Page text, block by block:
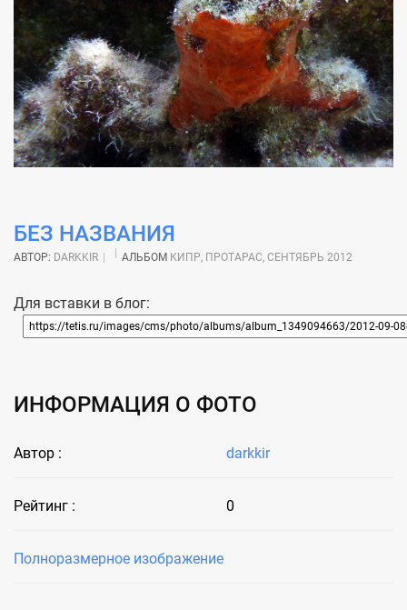
БЕЗ НАЗВАНИЯ
АВТОР: DARKKIR АЛЬБОМ КИПР, ПРОТАРАС, СЕНТЯБРЬ 2012
Для вставки в блог:
ИНФОРМАЦИЯ О ФОТО
Автор : darkkir
Рейтинг : 0
Полноразмерное изображение